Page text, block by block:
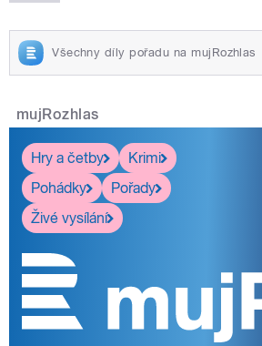
Všechny díly pořadu na mujRozhlas
mujRozhlas
Hry a četby
Krimi
Pohádky
Pořady
Živé vysílání